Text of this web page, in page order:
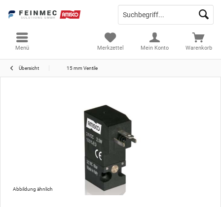
Menü Warenkorb
Merkzettel Mein Konto
Übersicht 15 mm Ventile
Abbildung ähnlich